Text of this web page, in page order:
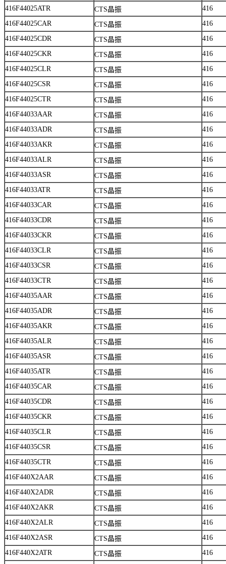
416F44025ATR CTS晶振
416
416F44025CAR
CTS晶振
416
416F44025CDR
CTS晶振
416
416F44025CKR
CTS晶振
416
416F44025CLR
CTS晶振
416
416F44025CSR
CTS晶振
416
416F44025CTR
CTS晶振
416
416F44033AAR
CTS晶振
416
416F44033ADR
CTS晶振
416
416F44033AKR
CTS晶振
416
416F44033ALR
CTS晶振
416
416F44033ASR
CTS晶振
416
416F44033ATR
CTS晶振
416
416F44033CAR
CTS晶振
416
416F44033CDR
CTS晶振
416
416F44033CKR
CTS晶振
416
416F44033CLR
CTS晶振
416
416F44033CSR
CTS晶振
416
416F44033CTR
CTS晶振
416
416F44035AAR
CTS晶振
416
416F44035ADR
CTS晶振
416
416F44035AKR
CTS晶振
416
416F44035ALR
CTS晶振
416
416F44035ASR
CTS晶振
416
416F44035ATR
CTS晶振
416
416F44035CAR
CTS晶振
416
416F44035CDR
CTS晶振
416
416F44035CKR
CTS晶振
416
416F44035CLR
CTS晶振
416
416F44035CSR
CTS晶振
416
416F44035CTR
CTS晶振
416
416F440X2AAR
CTS晶振
416
416F440X2ADR
CTS晶振
416
416F440X2AKR
CTS晶振
416
416F440X2ALR
CTS晶振
416
416F440X2ASR
CTS晶振
416
416F440X2ATR
CTS晶振
416